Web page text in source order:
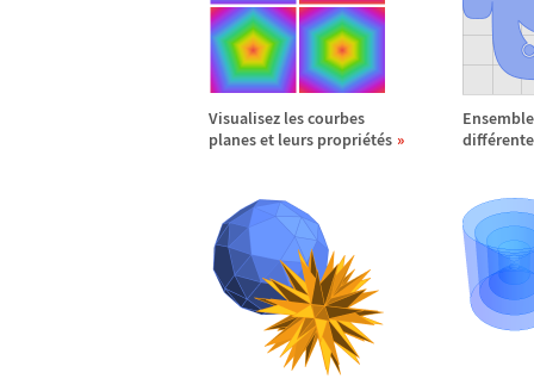
Visualisez les courbes
planes et leurs propriétés
différente